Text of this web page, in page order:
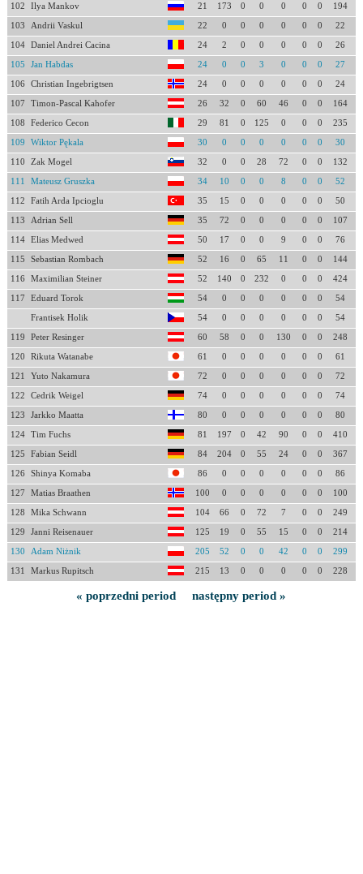
102 Ilya Mankov 21 173 0 0 0 0 0 194
103 Andrii Vaskul 22 0 0 0 0 0 0 22
104 Daniel Andrei Cacina 24 2 0 0 0 0 0 26
105 Jan Habdas 24 0 0 3 0 0 0 27
106 Christian Ingebrigtsen 24 0 0 0 0 0 0 24
107 Timon-Pascal Kahofer 26 32 0 60 46 0 0 164
108 Federico Cecon 29 81 0 125 0 0 0 235
109 Wiktor Pękala 30 0 0 0 0 0 0 30
110 Zak Mogel 32 0 0 28 72 0 0 132
111 Mateusz Gruszka 34 10 0 0 8 0 0 52
112 Fatih Arda Ipcioglu 35 15 0 0 0 0 0 50
113 Adrian Sell 35 72 0 0 0 0 0 107
114 Elias Medwed 50 17 0 0 9 0 0 76
115 Sebastian Rombach 52 16 0 65 11 0 0 144
116 Maximilian Steiner 52 140 0 232 0 0 0 424
117 Eduard Torok 54 0 0 0 0 0 0 54
Frantisek Holik 54 0 0 0 0 0 0 54
119 Peter Resinger 60 58 0 0 130 0 0 248
120 Rikuta Watanabe 61 0 0 0 0 0 0 61
121 Yuto Nakamura 72 0 0 0 0 0 0 72
122 Cedrik Weigel 74 0 0 0 0 0 0 74
123 Jarkko Maatta 80 0 0 0 0 0 0 80
124 Tim Fuchs 81 197 0 42 90 0 0 410
125 Fabian Seidl 84 204 0 55 24 0 0 367
126 Shinya Komaba 86 0 0 0 0 0 0 86
127 Matias Braathen 100 0 0 0 0 0 0 100
128 Mika Schwann 104 66 0 72 7 0 0 249
129 Janni Reisenauer 125 19 0 55 15 0 0 214
130 Adam Niżnik 205 52 0 0 42 0 0 299
131 Markus Rupitsch 215 13 0 0 0 0 0 228
« poprzedni period następny period »